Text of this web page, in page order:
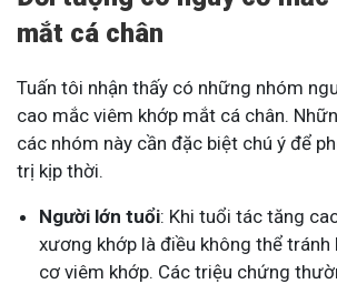
mắt cá chân
Tuấn tôi nhận thấy có những nhóm
cao mắc viêm khớp mắt cá chân.
các nhóm này cần đặc biệt chú ý để
trị kịp thời.
Người lớn tuổi: Khi tuổi tác tăng
xương khớp là điều không thể tránh
cơ viêm khớp. Các triệu chứng